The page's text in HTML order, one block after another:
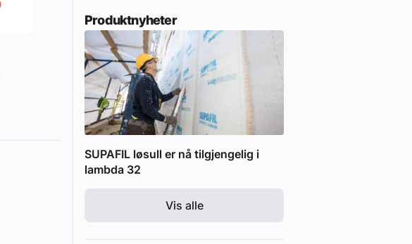
Produktnyheter
SUPAFIL løsull er nå tilgjengelig i
lambda 32
Vis alle